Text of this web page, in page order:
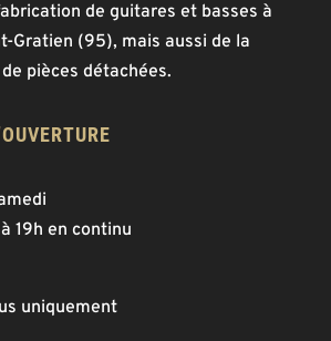
de guitares et basses à
Gratien (95), mais aussi de la
pièces détachées.
19h en continu
uniquement